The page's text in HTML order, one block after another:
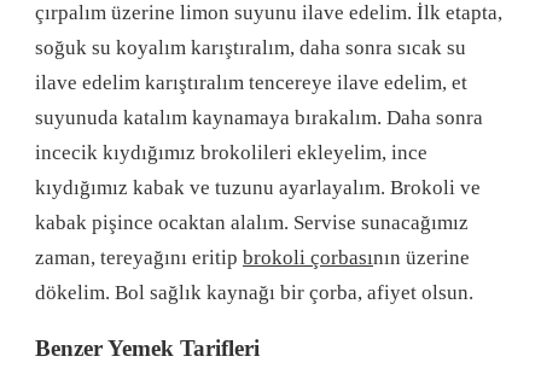
çırpalım üzerine limon suyunu ilave edelim. İlk etapta,
soğuk su koyalım karıştıralım, daha sonra sıcak su
ilave edelim karıştıralım tencereye ilave edelim, et
suyunuda katalım kaynamaya bırakalım. Daha sonra
incecik kıydığımız brokolileri ekleyelim, ince
kıydığımız kabak ve tuzunu ayarlayalım. Brokoli ve
kabak pişince ocaktan alalım. Servise sunacağımız
zaman, tereyağını eritip brokoli çorbasının üzerine
dökelim. Bol sağlık kaynağı bir çorba, afiyet olsun.
Benzer Yemek Tarifleri